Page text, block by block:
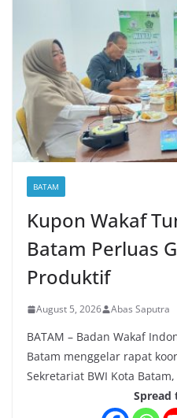
BATAM
Kupon Wakaf
Batam Perluas
Produktif
August 5, 2026 Abas Saputra
BATAM – Badan Wakaf
Batam menggelar rapat
Sekretariat BWI Kota
Spread